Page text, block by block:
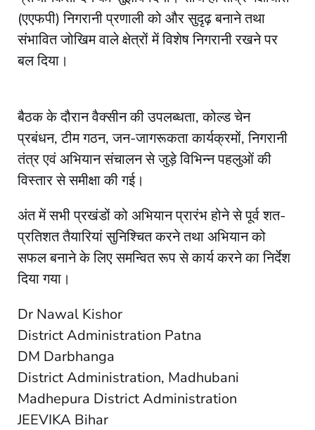
(एएफपी) निगरानी प्रणाली को और सुदृढ़ बनाने तथा
संभावित जोखिम वाले क्षेत्रों में विशेष निगरानी रखने पर
बल दिया।
बैठक के दौरान वैक्सीन की उपलब्धता, कोल्ड चेन
प्रबंधन, टीम गठन, जन-जागरूकता कार्यक्रमों, निगरानी
तंत्र एवं अभियान संचालन से जुड़े विभिन्न पहलुओं की
विस्तार से समीक्षा की गई।
अंत में सभी प्रखंडों को अभियान प्रारंभ होने से पूर्व शत-
प्रतिशत तैयारियां सुनिश्चित करने तथा अभियान को
सफल बनाने के लिए समन्वित रूप से कार्य करने का निर्देश
दिया गया।
Dr Nawal Kishor
District Administration Patna
DM Darbhanga
District Administration, Madhubani
Madhepura District Administration
JEEVIKA Bihar